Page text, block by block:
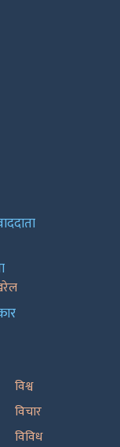
विश्व
विचार
विविध